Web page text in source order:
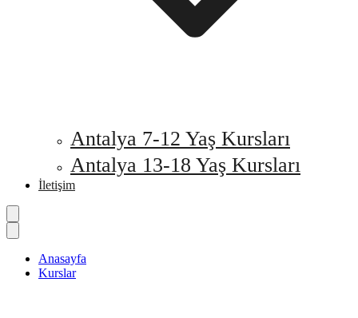
Antalya 7-12 Yaş Kursları
Antalya 13-18 Yaş Kursları
İletişim
Anasayfa
Kurslar